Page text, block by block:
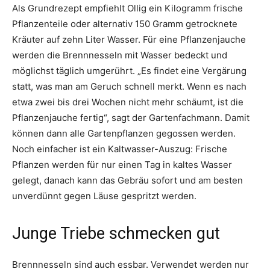
Als Grundrezept empfiehlt Ollig ein Kilogramm frische
Pflanzenteile oder alternativ 150 Gramm getrocknete
Kräuter auf zehn Liter Wasser. Für eine Pflanzenjauche
werden die Brennnesseln mit Wasser bedeckt und
möglichst täglich umgerührt. „Es findet eine Vergärung
statt, was man am Geruch schnell merkt. Wenn es nach
etwa zwei bis drei Wochen nicht mehr schäumt, ist die
Pflanzenjauche fertig“, sagt der Gartenfachmann. Damit
können dann alle Gartenpflanzen gegossen werden.
Noch einfacher ist ein Kaltwasser-Auszug: Frische
Pflanzen werden für nur einen Tag in kaltes Wasser
gelegt, danach kann das Gebräu sofort und am besten
unverdünnt gegen Läuse gespritzt werden.
Junge Triebe schmecken gut
Brennnesseln sind auch essbar. Verwendet werden nur